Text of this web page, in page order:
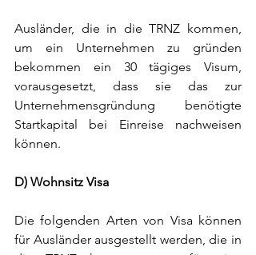
Ausländer, die in die TRNZ kommen,
um ein Unternehmen zu gründen
bekommen ein 30 tägiges Visum,
vorausgesetzt, dass sie das zur
Unternehmensgründung benötigte
Startkapital bei Einreise nachweisen
können.
D) Wohnsitz Visa
Die folgenden Arten von Visa können
für Ausländer ausgestellt werden, die in